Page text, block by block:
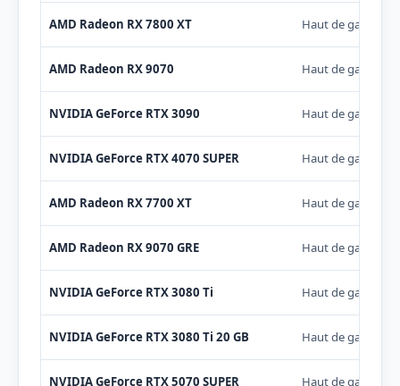
AMD Radeon RX 7800 XT Haut de gamme
AMD Radeon RX 9070 Haut de gamme
NVIDIA GeForce RTX 3090 Haut de gamme
NVIDIA GeForce RTX 4070 SUPER Haut de gamme
AMD Radeon RX 7700 XT Haut de gamme
AMD Radeon RX 9070 GRE Haut de gamme
NVIDIA GeForce RTX 3080 Ti Haut de gamme
NVIDIA GeForce RTX 3080 Ti 20 GB Haut de gamme
NVIDIA GeForce RTX 5070 SUPER Haut de gamme